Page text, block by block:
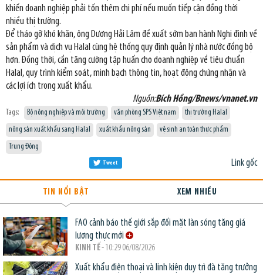
khiến doanh nghiệp phải tốn thêm chi phí nếu muốn tiếp cận đồng thời
nhiều thị trường.
Để tháo gỡ khó khăn, ông Dương Hải Lâm đề xuất sớm ban hành Nghị định về
sản phẩm và dịch vụ Halal cùng hệ thống quy định quản lý nhà nước đồng bộ
hơn. Đồng thời, cần tăng cường tập huấn cho doanh nghiệp về tiêu chuẩn
Halal, quy trình kiểm soát, minh bạch thông tin, hoạt động chứng nhận và
các lợi ích trong xuất khẩu.
Nguồn:Bích Hồng/Bnews/vnanet.vn
Tags: Bộ nông nghiệp và môi trường văn phòng SPS Việt nam
thị trường Halal
nông sản xuất khẩu sang Halal
xuất khẩu nông sản
vệ sinh an toàn thực phẩm
Trung Đông
Link gốc
Tweet
TIN NỔI BẬT XEM NHIỀU
FAO cảnh báo thế giới sắp đối mặt làn sóng tăng giá
lương thực mới
KINH TẾ- 10:29 06/08/2026
Xuất khẩu điện thoại và linh kiện duy trì đà tăng trưởng